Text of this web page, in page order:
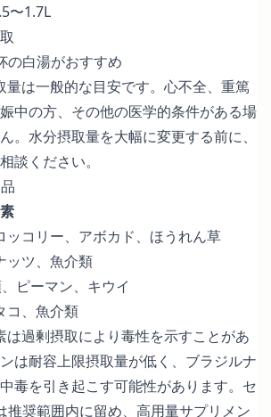
〜1.7L
の白湯がおすすめ
量は一般的な目安です。心不全、重篤
中の方、その他の医学的条件がある場
。水分摂取量を大幅に変更する前に、
談ください。
ッコリー、アボカド、ほうれん草
ッツ、魚介類
ピーマン、キウイ
コ、魚介類
は過剰摂取により毒性を示すことがあ
は耐容上限摂取量が低く、ブラジルナ
毒を引き起こす可能性があります。セ
推奨範囲内に留め、高用量サプリメン